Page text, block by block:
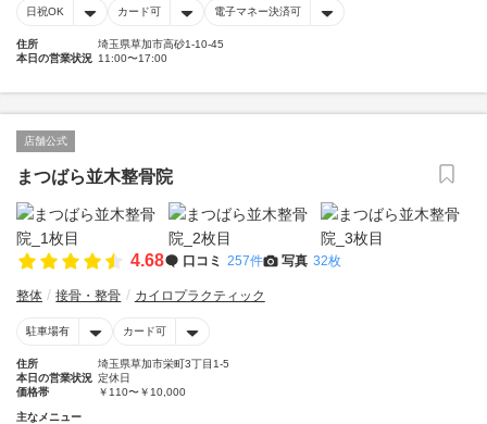
日祝OK カード可 電子マネー決済可
住所
埼玉県草加市高砂1-10-45
本日の営業状況 11:00〜17:00
店舗公式
まつばら並木整骨院
4.68 口コミ 257件 写真 32枚
整体 接骨・整骨 カイロプラクティック
駐車場有 カード可
住所
埼玉県草加市栄町3丁目1-5
本日の営業状況 定休日
価格帯
￥110〜￥10,000
主なメニュー